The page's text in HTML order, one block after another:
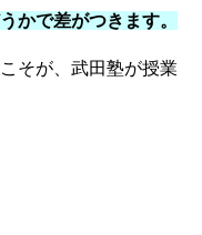
かで差がつきます。
こそが、武田塾が授業